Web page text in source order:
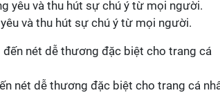
và thu hút sự chú ý từ mọi người.
nét dễ thương đặc biệt cho trang cá